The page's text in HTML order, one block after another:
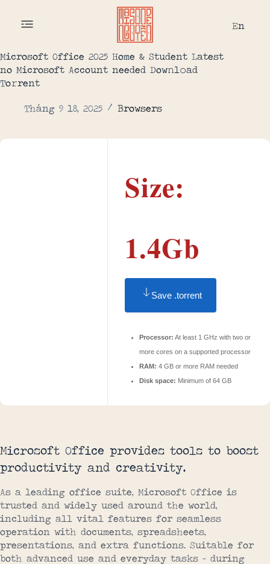
En
Microsoft Office 2025 Home & Student Latest
no Microsoft Account needed Dow𝚗l𝚘ad
To𝚛rent
Tháng 9 18, 2025 Browsers
Size:
1.4Gb
Save .torrent
Processor: At least 1 GHz with two or
more cores on a supported processor
RAM: 4 GB or more RAM needed
Disk space: Minimum of 64 GB
Microsoft Office provides tools to boost
productivity and creativity.
As a leading office suite, Microsoft Office is
trusted and widely used around the world,
including all vital features for seamless
operation with documents, spreadsheets,
presentations, and extra functions. Suitable for
both advanced use and everyday tasks – during